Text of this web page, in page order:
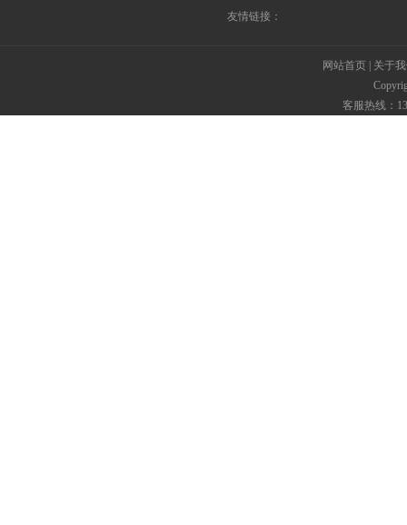
友情链接：
网站首页
关于
客服热线：